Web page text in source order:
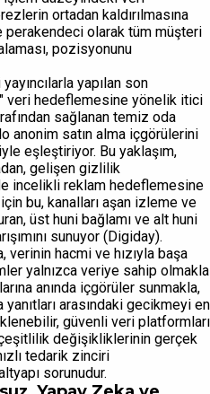
ortadan kaldırılmasına
perakendeci olarak tüm müşteri
pozisyonunu
yapılan son
veri hedeflemesine yönelik itici
sağlanan temiz oda
anonim satın alma içgörülerini
eşleştiriyor. Bu yaklaşım,
gelişen gizlilik
incelikli reklam hedeflemesine
bu, kanalları aşan izleme ve
üst huni bağlamı ve alt huni
sunuyor (Digiday).
hacmi ve hızıyla başa
yalnızca veriye sahip olmakla
anında içgörüler sunmakla,
arasındaki gecikmeyi en
güvenli veri platformları
değişikliklerinin gerçek
tedarik zinciri
sorunudur.